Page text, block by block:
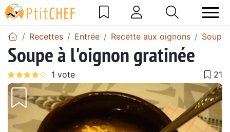
Recettes Entrée Recette aux oignons Soupe
Soupe à l'oignon gratinée